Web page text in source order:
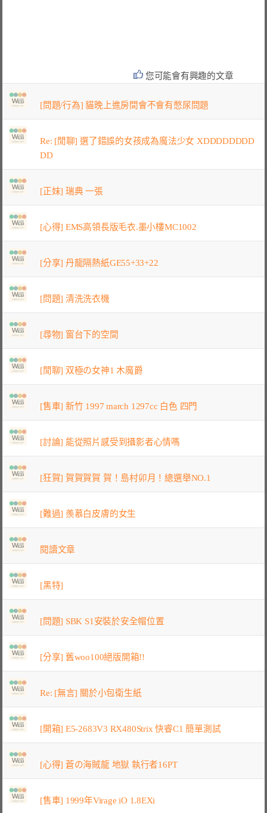
您可能會有興趣的文章
[問題/行為] 貓晚上進房間會不會有憋尿問題
Re: [閒聊] 選了錯誤的女孩成為魔法少女 XDDDDDDDD
DD
[正妹] 瑞典 一張
[心得] EMS高領長版毛衣.墨小樓MC1002
[分享] 丹龍隔熱紙GE55+33+22
[問題] 清洗洗衣機
[尋物] 窗台下的空間
[閒聊] 双極の女神1 木魔爵
[售車] 新竹 1997 march 1297cc 白色 四門
[討論] 能從照片感受到攝影者心情嗎
[狂賀] 賀賀賀賀 賀！島村卯月！總選舉NO.1
[難過] 羨慕白皮膚的女生
閱讀文章
[黑特]
[問題] SBK S1安裝於安全帽位置
[分享] 舊woo100絕版開箱!!
Re: [無言] 關於小包衛生紙
[開箱] E5-2683V3 RX480Strix 快睿C1 簡單測試
[心得] 蒼の海賊龍 地獄 執行者16PT
[售車] 1999年Virage iO 1.8EXi